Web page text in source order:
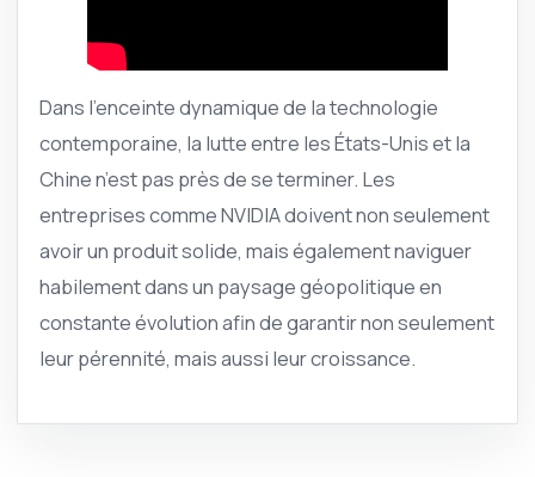
Dans l’enceinte dynamique de la technologie
contemporaine, la lutte entre les États-Unis et la
Chine n’est pas près de se terminer. Les
entreprises comme NVIDIA doivent non seulement
avoir un produit solide, mais également naviguer
habilement dans un paysage géopolitique en
constante évolution afin de garantir non seulement
leur pérennité, mais aussi leur croissance.